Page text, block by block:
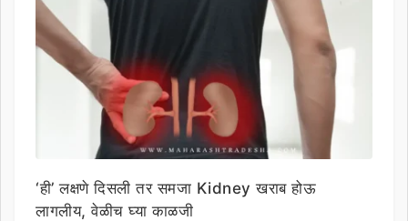
‘ही’ लक्षणे दिसली तर समजा Kidney खराब होऊ
लागलीय, वेळीच घ्या काळजी